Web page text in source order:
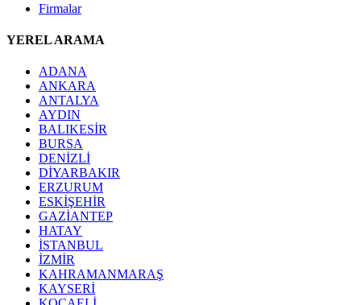
Firmalar
YEREL ARAMA
ADANA
ANKARA
ANTALYA
AYDIN
BALIKESİR
BURSA
DENİZLİ
DİYARBAKIR
ERZURUM
ESKİŞEHİR
GAZİANTEP
HATAY
İSTANBUL
İZMİR
KAHRAMANMARAŞ
KAYSERİ